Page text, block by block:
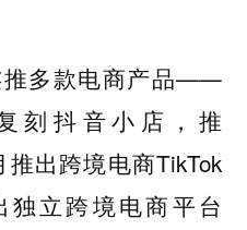
推多款电商产品——
刻抖音小店，推
推出跨境电商TikTok
独立跨境电商平台